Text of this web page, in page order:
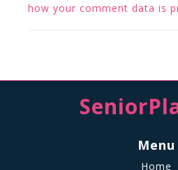
how your comment data is
Menu
Home